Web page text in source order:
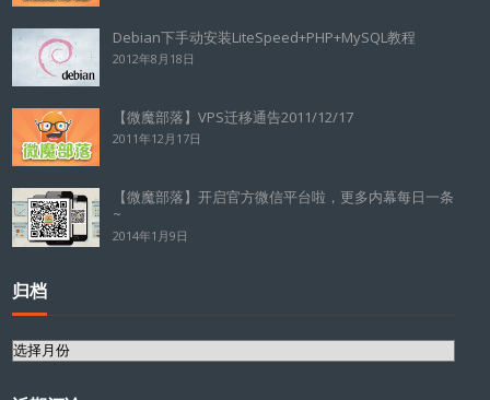
Debian下手动安装LiteSpeed+PHP+MySQL教程
2012年8月18日
【微魔部落】VPS迁移通告2011/12/17
2011年12月17日
【微魔部落】开启官方微信平台啦，更多内幕每日一条
~
2014年1月9日
归档
归